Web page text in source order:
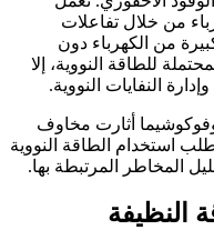
من خلال تفاعلات
من الكهرباء دون
للطاقة النووية، إلا
النفايات النووية.
وفوكوشيما أثارت مخاوف
استخدام الطاقة النووية
المخاطر المرتبطة بها.
النظيفة